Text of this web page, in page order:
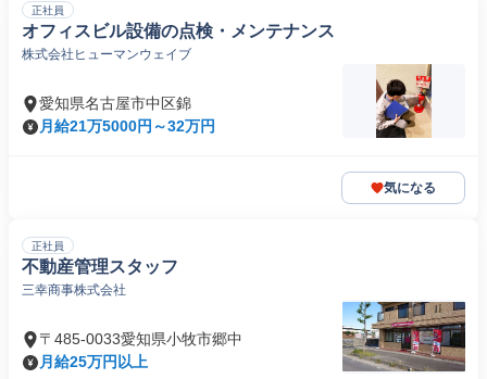
正社員
オフィスビル設備の点検・メンテナンス
株式会社ヒューマンウェイブ
愛知県名古屋市中区錦
月給21万5000円～32万円
気になる
正社員
不動産管理スタッフ
三幸商事株式会社
〒485-0033愛知県小牧市郷中
月給25万円以上